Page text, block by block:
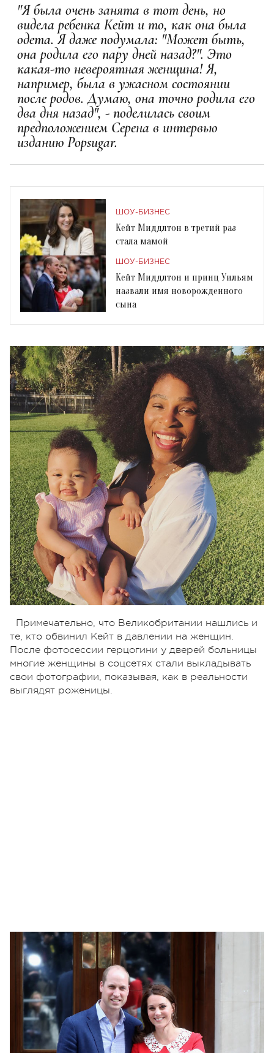
"Я была очень занята в тот день, но
видела ребенка Кейт и то, как она была
одета. Я даже подумала: "Может быть,
она родила его пару дней назад?". Это
какая-то невероятная женщина! Я,
например, была в ужасном состоянии
после родов. Думаю, она точно родила его
два дня назад", - поделилась своим
предположением Серена в интервью
изданию Popsugar.
ШОУ-БИЗНЕС
Кейт Миддлтон в третий раз
стала мамой
ШОУ-БИЗНЕС
Кейт Миддлтон и принц Уильям
назвали имя новорожденного
сына
Примечательно, что Великобритании нашлись и
те, кто обвинил Кейт в давлении на женщин.
После фотосессии герцогини у дверей больницы
многие женщины в соцсетях стали выкладывать
свои фотографии, показывая, как в реальности
выглядят роженицы.